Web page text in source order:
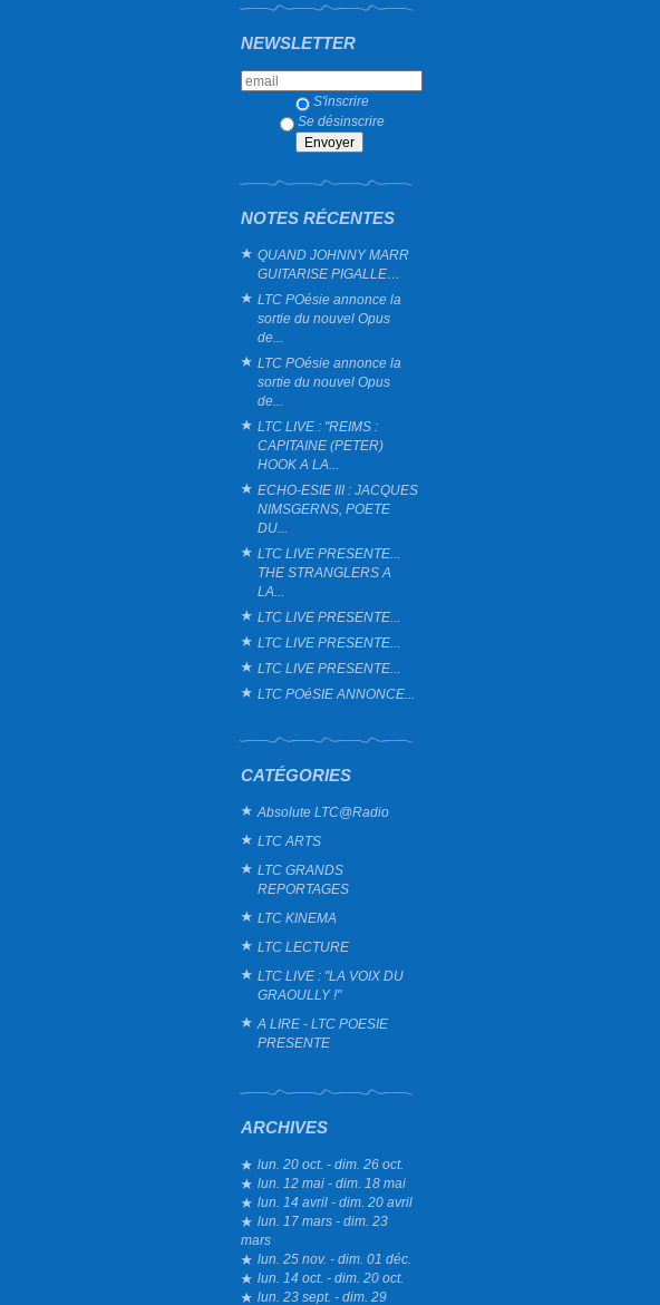
NEWSLETTER
S'inscrire
Se désinscrire
NOTES RÉCENTES
QUAND JOHNNY MARR
GUITARISE PIGALLE…
LTC POésie annonce la
sortie du nouvel Opus
de...
LTC POésie annonce la
sortie du nouvel Opus
de...
LTC LIVE : "REIMS :
CAPITAINE (PETER)
HOOK A LA...
ECHO-ESIE III : JACQUES
NIMSGERNS, POETE
DU...
LTC LIVE PRESENTE...
THE STRANGLERS A
LA...
LTC LIVE PRESENTE...
LTC LIVE PRESENTE...
LTC LIVE PRESENTE...
LTC POéSIE ANNONCE...
CATÉGORIES
Absolute LTC@Radio
LTC ARTS
LTC GRANDS
REPORTAGES
LTC KINEMA
LTC LECTURE
LTC LIVE : "LA VOIX DU
GRAOULLY !"
A LIRE - LTC POESIE
PRESENTE
ARCHIVES
lun. 20 oct. - dim. 26 oct.
lun. 12 mai - dim. 18 mai
lun. 14 avril - dim. 20 avril
lun. 17 mars - dim. 23
mars
lun. 25 nov. - dim. 01 déc.
lun. 14 oct. - dim. 20 oct.
lun. 23 sept. - dim. 29